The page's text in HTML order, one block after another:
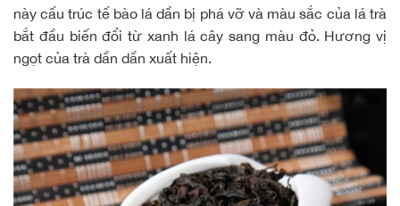
này cấu trúc tế bào lá dần bị phá vỡ và màu sắc của lá trà
bắt đầu biến đổi từ xanh lá cây sang màu đỏ. Hương vị
ngọt của trà dần dần xuất hiện.